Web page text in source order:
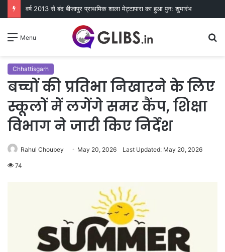
वर्ष 2013 से बंद बीजापुर प्राथमिक शाला मेट्टापारा का हुआ पुन: शुभारंभ
Menu
Chhattisgarh
बच्चों की प्रतिभा निखारने के लिए
स्कूलों में लगेंगे समर कैंप, शिक्षा
विभाग ने जारी किए निर्देश
Rahul Choubey May 20, 2026 Last Updated: May 20, 2026
74